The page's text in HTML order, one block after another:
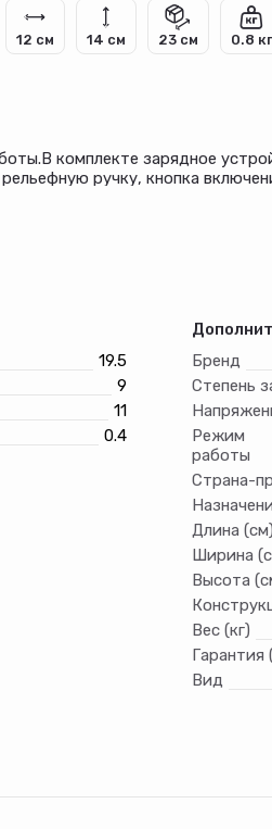
12 см 14 см 23 см 0.8 кг
комплекте зарядное
ручку, кнопка
устройство в
19.5
9
11
0.4
Бренд
Степень
Режим
работы
Страна-
Длина (см)
Ширина
Высота
Вес (кг)
Гарантия
Вид